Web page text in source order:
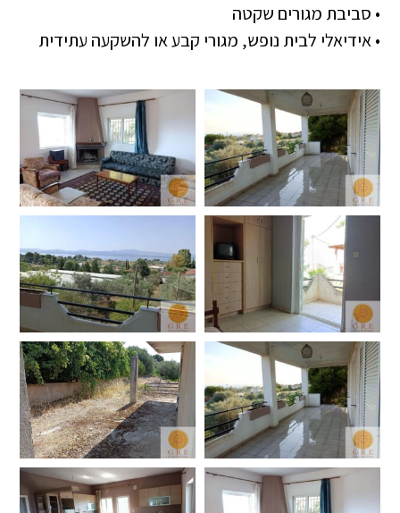
• סביבת מגורים שקטה
• אידיאלי לבית נופש, מגורי קבע או להשקעה עתידית